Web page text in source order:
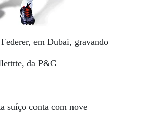
Federer, em Dubai, gravando
da P&G
suíço conta com nove